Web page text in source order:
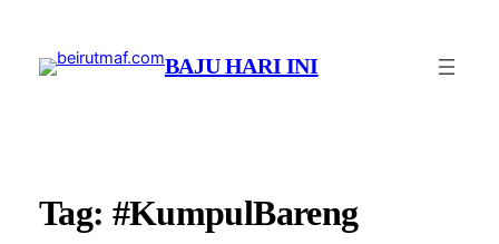
BAJU HARI INI
Tag: #KumpulBareng